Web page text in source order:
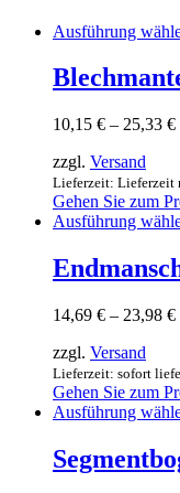
Ausführung
10,15 € – 25,33 €
zzgl. Versand
Lieferzeit: Lieferzeit
Gehen Sie zum
Ausführung
14,69 € – 23,98 €
zzgl. Versand
Lieferzeit: sofort
Gehen Sie zum
Ausführung